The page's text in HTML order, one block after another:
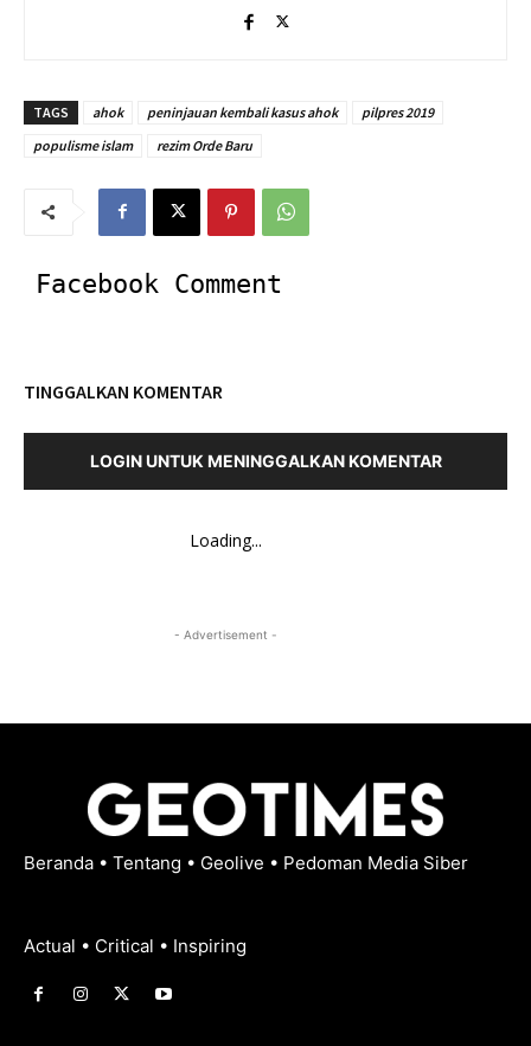
TAGS ahok peninjauan kembali kasus ahok
pilpres 2019
populisme islam
rezim Orde Baru
Facebook Comment
TINGGALKAN KOMENTAR
LOGIN UNTUK MENINGGALKAN KOMENTAR
Loading...
- Advertisement -
Beranda • Tentang • Geolive • Pedoman Media Siber
Actual • Critical • Inspiring